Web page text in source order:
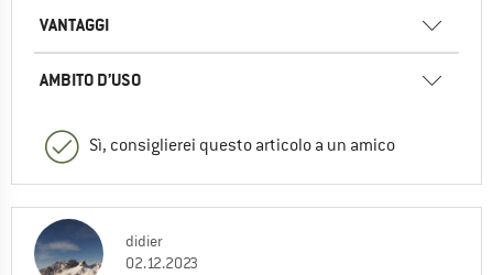
VANTAGGI
AMBITO D’USO
Sì, consiglierei questo articolo a un amico
didier
02.12.2023